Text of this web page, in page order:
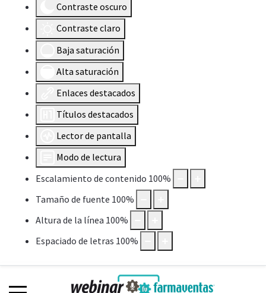
Contraste oscuro
Contraste claro
Baja saturación
Alta saturación
Enlaces destacados
Títulos destacados
Lector de pantalla
Modo de lectura
Escalamiento de contenido 100%
Tamaño de fuente 100%
Altura de la línea 100%
Espaciado de letras 100%